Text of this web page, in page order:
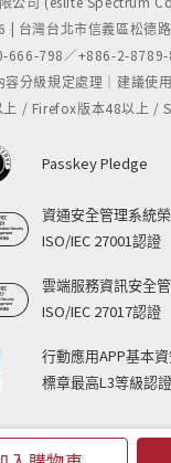
| 台灣台北市信義區松德
666-798／+886-2-8789-
容分級規定處理｜建議使
/ Firefox版本48以上 /
Passkey Pledge
資通安全管理系統
ISO/IEC 27001認證
雲端服務資訊安全
ISO/IEC 27017認證
行動應用APP基本
標章最高L3等級認證